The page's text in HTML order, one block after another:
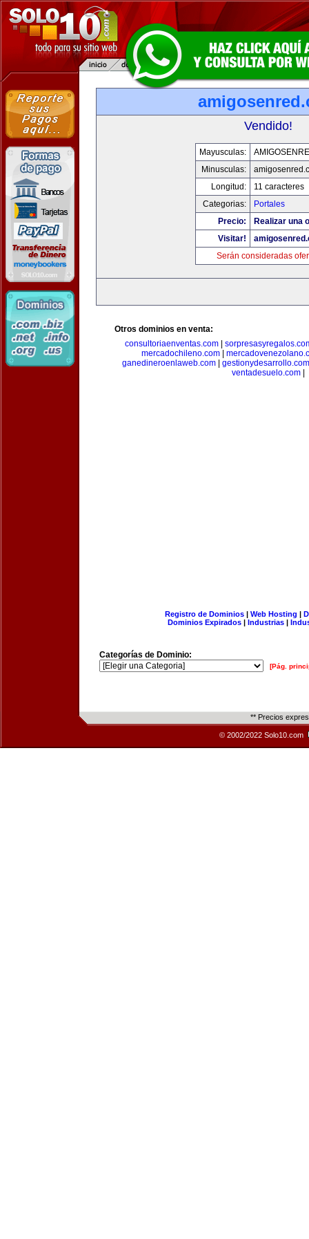
Vendido!
Mayusculas:
Minusculas:
Longitud:
11 caracteres
Categorias:
Portales
Precio:
Realizar una
Visitar!
Serán consideradas
Otros dominios en venta:
consultoriaenventas.com|
mercadochileno.com
ganedineroenlaweb.com
gestionydesarrollo.com
ventadesuelo.com
Registro de Dominios| Web Hosting |
Dominios Expirados | Industrias |
Categorías de Dominio:
[Pág.
** Precios
© 2002/2022 Solo10.com